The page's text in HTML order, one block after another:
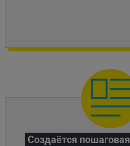
Создаётся пошаговая